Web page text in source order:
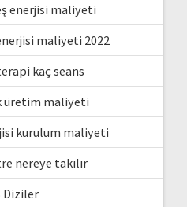
enerjisi maliyeti
maliyeti 2022
kaç seans
üretim maliyeti
kurulum maliyeti
nereye takılır
Diziler